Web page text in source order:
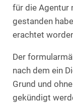
für die Agentur
gestanden
erachtet
Der
nach dem ein
Grund und
gekündigt